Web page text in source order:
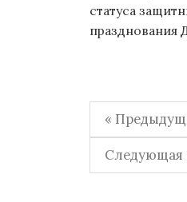
статуса
празднования
по
записям
«
Следующая